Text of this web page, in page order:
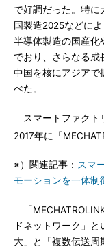
で好調だった。特に
国製造2025などに
半導体製造の国産化
でおり、さらなる成
中国を核にアジアで
べた。
スマートファクト
2017年に「
※）関連記事： スマ
モーションを一体制
「
ドネットワーク」
大」と「複数伝送